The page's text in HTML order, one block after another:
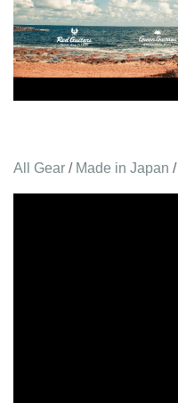
All Gear / Made in Japan /